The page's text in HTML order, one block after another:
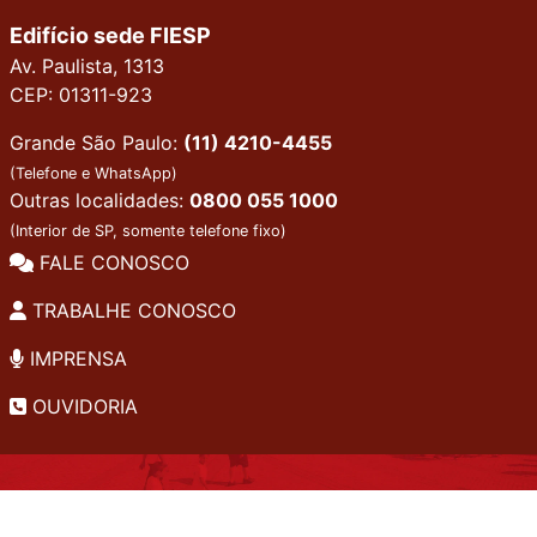
Edifício sede FIESP
Av. Paulista, 1313
CEP: 01311-923
Grande São Paulo: (11) 4210-4455
(Telefone e WhatsApp)
Outras localidades: 0800 055 1000
(Interior de SP, somente telefone fixo)
FALE CONOSCO
TRABALHE CONOSCO
IMPRENSA
OUVIDORIA